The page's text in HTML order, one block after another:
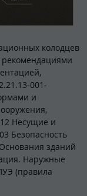
колодцев
рекомендациями
001-
и
Несущие и
Безопасность
зданий
Наружные
(правила